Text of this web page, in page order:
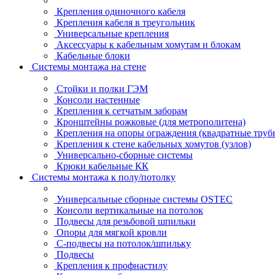
Крепления одиночного кабеля
Крепления кабеля в треугольник
Универсальные крепления
Аксессуары к кабельным хомутам и блокам
Кабельные блоки
Системы монтажа на стене
Стойки и полки ГЭМ
Консоли настенные
Крепления к сетчатым заборам
Кронштейны рожковые (для метрополитена)
Крепления на опоры ограждения (квадратные
Крепления к стене кабельных хомутов (узлов)
Универсально-сборные системы
Крюки кабельные КК
Системы монтажа к полу/потолку
Универсальные сборные системы OSTEC
Консоли вертикальные на потолок
Подвесы для резьбовой шпильки
Опоры для мягкой кровли
С-подвесы на потолок/шпильку
Подвесы
Крепления к профнастилу